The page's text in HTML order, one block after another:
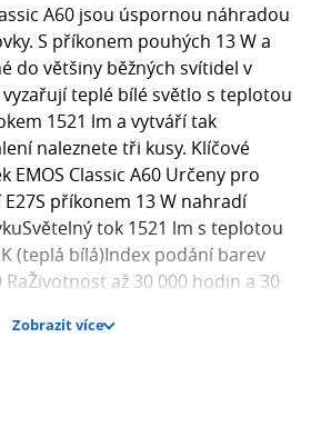
A60 jsou úspornou náhradou
S příkonem pouhých 13 W a
do většiny běžných svítidel v
teplé bílé světlo s teplotou
1521 lm a vytváří tak
naleznete tři kusy. Klíčové
EMOS Classic A60 Určeny pro
příkonem 13 W nahradí
tok 1521 lm s teplotou
(teplá bílá)Index podání barev
až 30 000 hodin a 30
120 × 60 mm (d×ø)Balení
Efektivní provoz Díky světelné
efektivně přeměňují energii
pro standardní napětí 230 V.
Zobrazit více